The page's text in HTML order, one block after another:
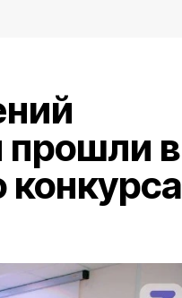
прошли в
конкурса